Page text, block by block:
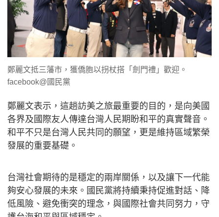
鄭麗文抵三藩市，獲僑胞以拐杖搭「劍門禮」歡迎。
facebook@國民黨
鄭麗文表示，這趟訪美之旅最重要的目的，是向美國
各界及國際友人傳達台灣人民期盼和平的真實聲音。
和平不只是台灣人民共同的願望，更是維持區域繁榮
發展的重要基礎。
台灣社會期待的是穩定的兩岸關係，以及讓下一代能
夠安心發展的未來。國民黨將持續秉持促進對話、降
低風險、避免衝突的理念，與國際社會共同努力，守